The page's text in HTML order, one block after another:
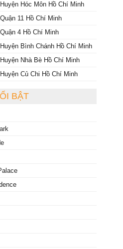
Hóc Môn Hồ Chí Minh
11 Hồ Chí Minh
4 Hồ Chí Minh
Bình Chánh Hồ Chí Minh
Nhà Bè Hồ Chí Minh
Củ Chi Hồ Chí Minh
BẬT